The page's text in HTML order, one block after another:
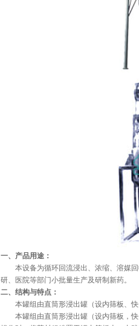
一、产品用途：
本设备为循环回流浸出、浓缩、溶媒回
研、医院等部门小批量生产及研制新药。
二、结构与特点：
本罐组由直筒形浸出罐（设内筛板、快
本罐组由直筒形浸出罐（设内筛板，快